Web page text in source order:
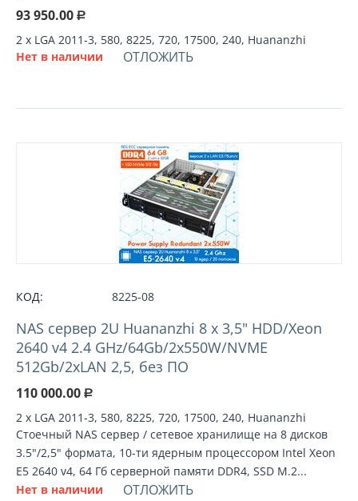
93 950.00 Р
2 х LGA 2011-3, 580, 8225, 720, 17500, 240, Huananzhi
Нет в наличии
ОТЛОЖИТЬ
КОД: 8225-08
NAS сервер 2U Huananzhi 8 х 3,5" HDD/Xeon
2640 v4 2.4 GHz/64Gb/2x550W/NVME
512Gb/2xLAN 2,5, без ПО
110 000.00 Р
2 х LGA 2011-3, 580, 8225, 720, 17500, 240, Huananzhi
Стоечный NAS сервер / сетевое хранилище на 8 дисков
3.5"/2,5" формата, 10-ти ядерным процессором Intel Xeon
E5 2640 v4, 64 Гб серверной памяти DDR4, SSD M.2...
Нет в наличии
ОТЛОЖИТЬ